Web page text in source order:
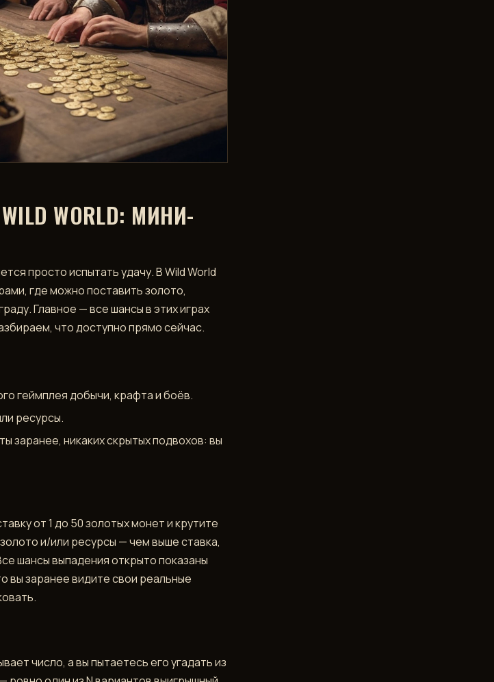
WORLD: МИНИ-
просто испытать удачу. В Wild World
где можно поставить золото,
Главное — все шансы в этих играх
что доступно прямо сейчас.
геймплея добычи, крафта и боёв.
ресурсы.
заранее, никаких скрытых подвохов: вы
от 1 до 50 золотых монет и крутите
и/или ресурсы — чем выше ставка,
шансы выпадения открыто показаны
вы заранее видите свои реальные
число, а вы пытаетесь его угадать из